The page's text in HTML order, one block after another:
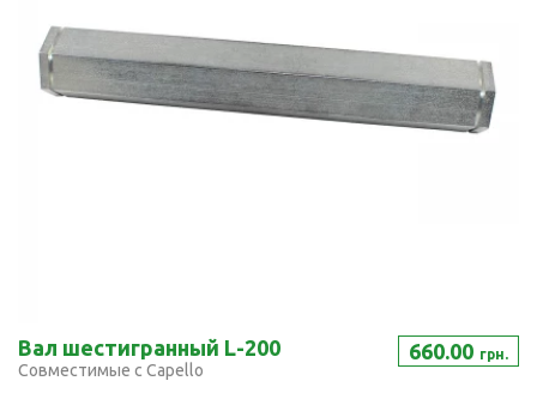
Вал шестигранный L-200
Совместимые с Capello
660.00 грн.